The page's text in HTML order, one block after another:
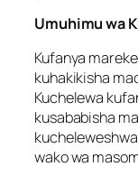
Umuhimu wa
Kufanya
kuhakikisha
Kuchelewa
kusababisha
wako wa